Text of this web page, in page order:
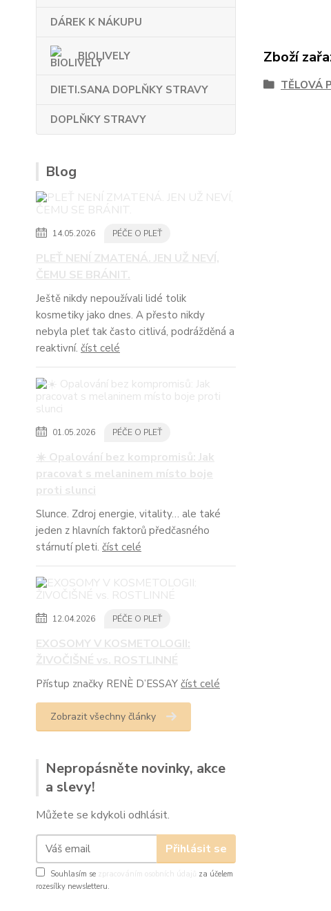
DÁREK K NÁKUPU
BIOLIVELY
DIETI.SANA DOPLŇKY STRAVY
DOPLŇKY STRAVY
Blog
14.05.2026 PÉČE O PLEŤ
PLEŤ NENÍ ZMATENÁ. JEN UŽ NEVÍ,
ČEMU SE BRÁNIT.
Ještě nikdy nepoužívali lidé tolik
kosmetiky jako dnes. A přesto nikdy
nebyla pleť tak často citlivá, podrážděná a
reaktivní. číst celé
01.05.2026 PÉČE O PLEŤ
☀️ Opalování bez kompromisů: Jak
pracovat s melaninem místo boje
proti slunci
Slunce. Zdroj energie, vitality… ale také
jeden z hlavních faktorů předčasného
stárnutí pleti. číst celé
12.04.2026 PÉČE O PLEŤ
EXOSOMY V KOSMETOLOGII:
ŽIVOČIŠNÉ vs. ROSTLINNÉ
Přístup značky RENÈ D’ESSAY číst celé
Zobrazit všechny články
Nepropásněte novinky, akce
a slevy!
Můžete se kdykoli odhlásit.
Přihlásit se
Souhlasím se zpracováním osobních údajů
za účelem
rozesílky newsletteru.
Zboží
TĚLOVÁ